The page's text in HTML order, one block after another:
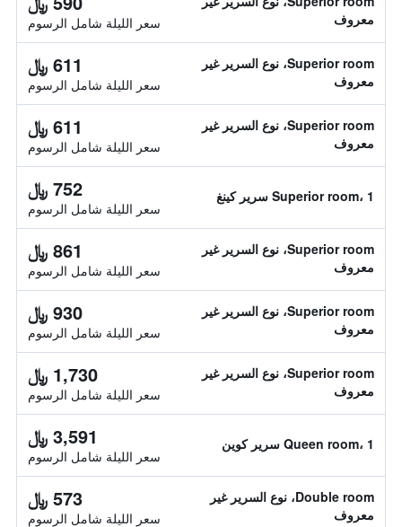
معروف
سعر الليلة شامل الرسوم
Superior room، نوع السرير غير
معروف
611 ﷼
سعر الليلة شامل الرسوم
Superior room، نوع السرير غير
معروف
611 ﷼
سعر الليلة شامل الرسوم
Superior room، 1 سرير كينغ 752 ﷼
سعر الليلة شامل الرسوم
Superior room، نوع السرير غير
معروف
861 ﷼
سعر الليلة شامل الرسوم
Superior room، نوع السرير غير
معروف
930 ﷼
سعر الليلة شامل الرسوم
Superior room، نوع السرير غير
معروف
1,730 ﷼
سعر الليلة شامل الرسوم
Queen room، 1 سرير كوين 3,591 ﷼
سعر الليلة شامل الرسوم
Double room، نوع السرير غير
معروف
573 ﷼
سعر الليلة شامل الرسوم